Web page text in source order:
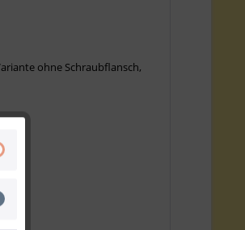
ohne Schraubflansch,